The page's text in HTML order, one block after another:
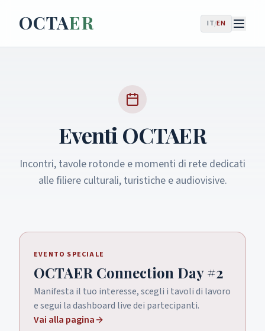
OCTAER IT/EN
Eventi OCTAER
Incontri, tavole rotonde e momenti di rete dedicati
alle filiere culturali, turistiche e audiovisive.
EVENTO SPECIALE
OCTAER Connection Day #2
Manifesta il tuo interesse, scegli i tavoli di lavoro
e segui la dashboard live dei partecipanti.
Vai alla pagina